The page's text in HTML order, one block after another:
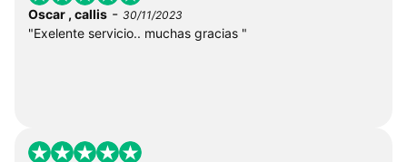
Oscar , callis - 30/11/2023
"Exelente servicio.. muchas gracias "